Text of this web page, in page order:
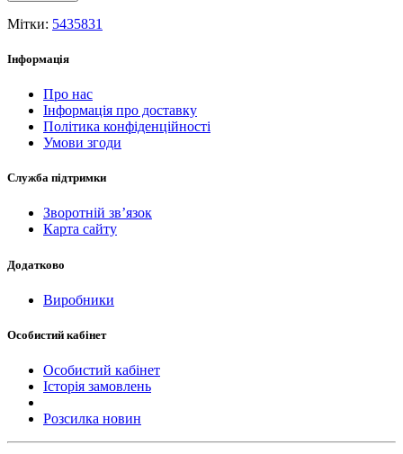
Мітки: 5435831
Інформація
Про нас
Інформація про доставку
Політика конфіденційності
Умови згоди
Служба підтримки
Зворотній зв’язок
Карта сайту
Додатково
Виробники
Особистий кабінет
Особистий кабінет
Історія замовлень
Розсилка новин